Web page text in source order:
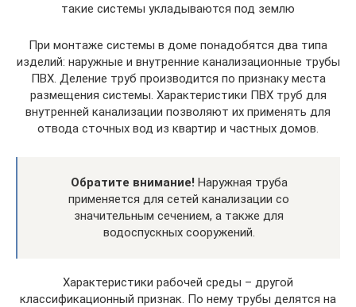
такие системы укладываются под землю
При монтаже системы в доме понадобятся два типа
изделий: наружные и внутренние канализационные трубы
ПВХ. Деление труб производится по признаку места
размещения системы. Характеристики ПВХ труб для
внутренней канализации позволяют их применять для
отвода сточных вод из квартир и частных домов.
Обратите внимание! Наружная труба
применяется для сетей канализации со
значительным сечением, а также для
водоспускных сооружений.
Характеристики рабочей среды – другой
классификационный признак. По нему трубы делятся на